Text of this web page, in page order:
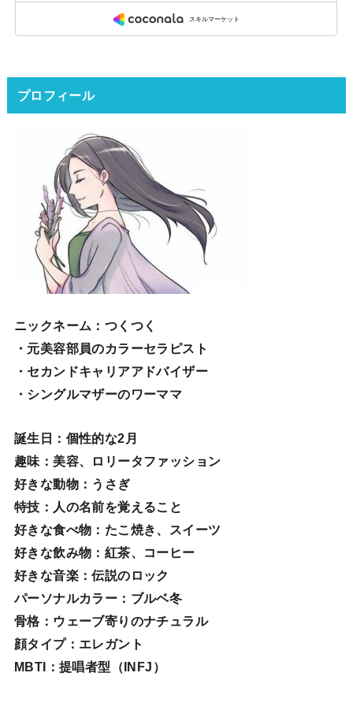
プロフィール
ニックネーム ：つくつく
・元美容部員のカラーセラピスト
・セカンドキャリアアドバイザー
・シングルマザーのワーママ
誕生日 ：個性的な2月
趣味 ：美容、ロリータファッション
好きな動物：うさぎ
特技 ：人の名前を覚えること
好きな食べ物 ：たこ焼き、スイーツ
好きな飲み物：紅茶、コーヒー
好きな音楽：伝説のロック
パーソナルカラー：ブルベ冬
骨格：ウェーブ寄りのナチュラル
顔タイプ：エレガン ト
MBTI：提唱者型（INFJ）